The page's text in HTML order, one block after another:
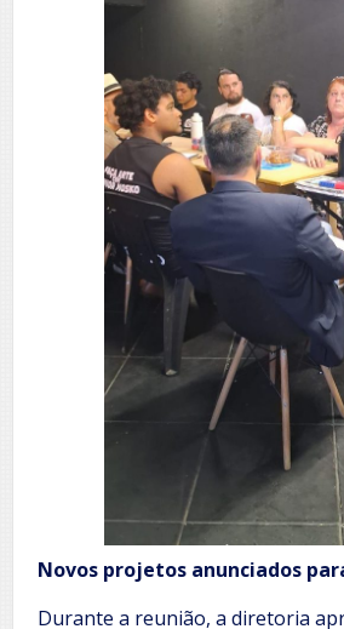
Novos projetos anunciados
Durante a reunião, a diretoria